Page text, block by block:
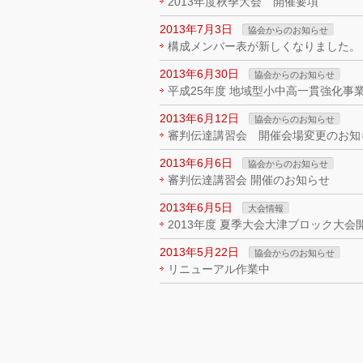
2013年7月3日 協会からのお知らせ
構成メンバー表が新しくなりました。
2013年6月30日 協会からのお知らせ
平成25年度 地域型小中高一貫強化事
2013年6月12日 協会からのお知らせ
審判伝達講習会 開催会場変更のお知
2013年6月6日 協会からのお知らせ
審判伝達講習会 開催のお知らせ
2013年6月5日 大会情報
2013年度 夏季大会大津ブロック大会
2013年5月22日 協会からのお知らせ
リニューアル作業中